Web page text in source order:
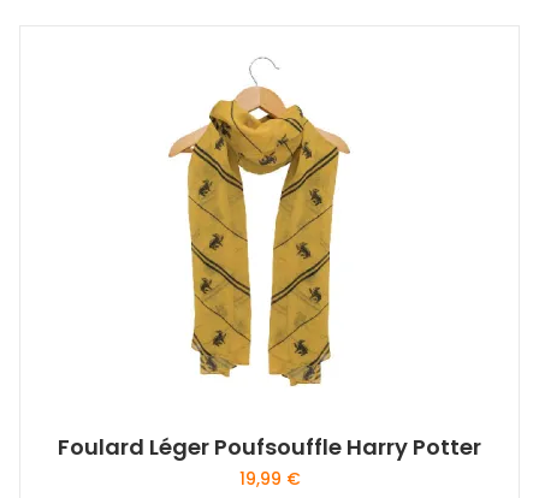
Foulard Léger Poufsouffle Harry Potter
19,99 €